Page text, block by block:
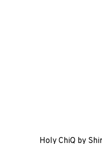
Holy ChiQ by